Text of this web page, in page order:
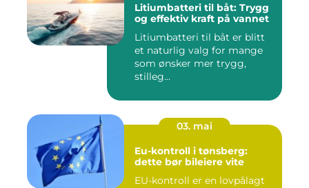
Litiumbatteri til båt: Trygg
og effektiv kraft på vannet
Litiumbatteri til båt er blitt
et naturlig valg for mange
som ønsker mer trygg,
stilleg...
03. mai
Eu-kontroll i tønsberg:
dette bør bileiere vite
EU-kontroll er en lovpålagt